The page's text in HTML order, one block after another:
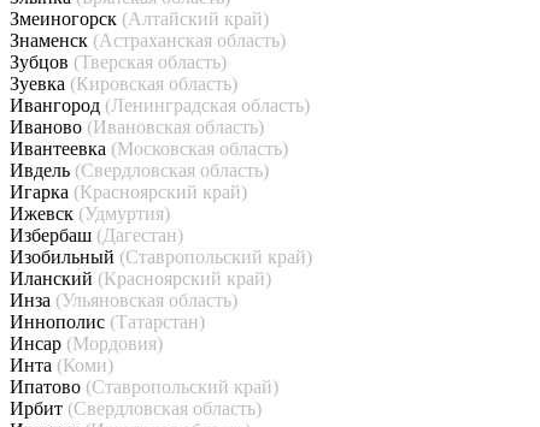
Змеиногорск (Алтайский край)
Знаменск (Астраханская область)
Зубцов (Тверская область)
Зуевка (Кировская область)
Ивангород (Ленинградская область)
Иваново (Ивановская область)
Ивантеевка (Московская область)
Ивдель (Свердловская область)
Игарка (Красноярский край)
Ижевск (Удмуртия)
Избербаш (Дагестан)
Изобильный (Ставропольский край)
Иланский (Красноярский край)
Инза (Ульяновская область)
Иннополис (Татарстан)
Инсар (Мордовия)
Инта (Коми)
Ипатово (Ставропольский край)
Ирбит (Свердловская область)